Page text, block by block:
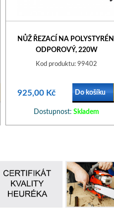
NŮŽ ŘEZACÍ NA
ODPOROVÝ, 220W
Kod produktu: 99402
925,00 Kč Do košíku
Dostupnost: Skladem